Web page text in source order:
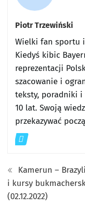
Piotr Trzewiński
Wielki fan sportu
Kiedyś kibic
reprezentacji
szacowanie i
teksty, poradniki
10 lat. Swoją
przekazywać
Kamerun –
i kursy
(02.12.2022)